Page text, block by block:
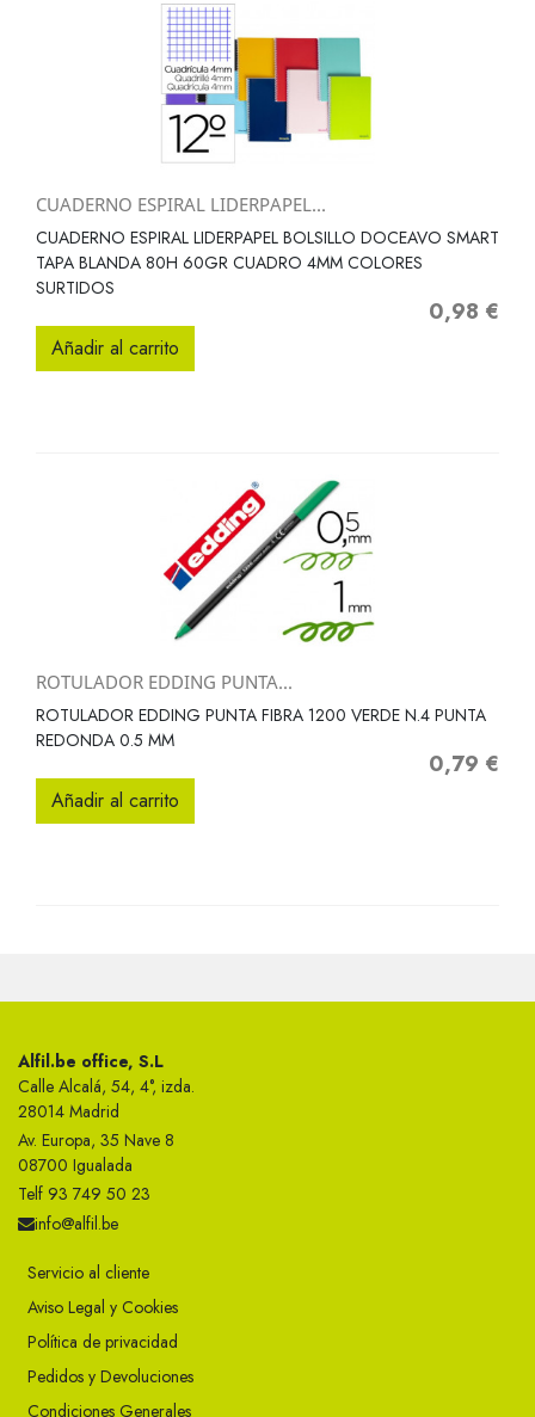
CUADERNO ESPIRAL LIDERPAPEL...
CUADERNO ESPIRAL LIDERPAPEL BOLSILLO DOCEAVO SMART
TAPA BLANDA 80H 60GR CUADRO 4MM COLORES
SURTIDOS
Precio
0,98 €
Añadir al carrito
ROTULADOR EDDING PUNTA...
ROTULADOR EDDING PUNTA FIBRA 1200 VERDE N.4 PUNTA
REDONDA 0.5 MM
Precio
0,79 €
Añadir al carrito
Alfil.be office, S.L
Calle Alcalá, 54, 4°, izda.
28014 Madrid
Av. Europa, 35 Nave 8
08700 Igualada
Telf 93 749 50 23
info@alfil.be
Servicio al cliente
Aviso Legal y Cookies
Política de privacidad
Pedidos y Devoluciones
Condiciones Generales